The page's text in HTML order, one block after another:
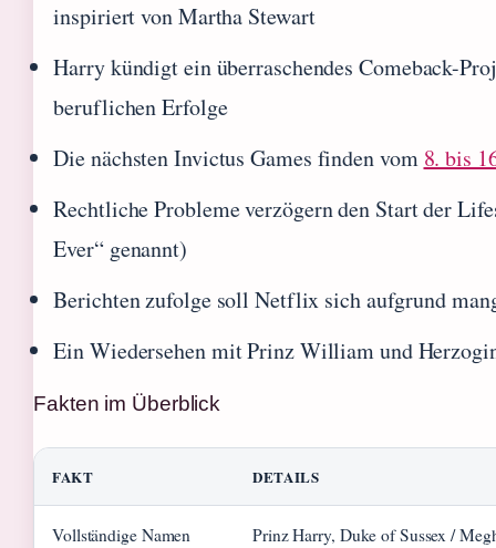
inspiriert von Martha Stewart
Harry kündigt ein überraschendes Comeback-
beruflichen Erfolge
Die nächsten Invictus Games finden vom 8. bis
Rechtliche Probleme verzögern den Start der
Ever“ genannt)
Berichten zufolge soll Netflix sich aufgrund
Ein Wiedersehen mit Prinz William und
Fakten im Überblick
FAKT DETAILS
Vollständige Namen Prinz Harry, Duke of Sussex /